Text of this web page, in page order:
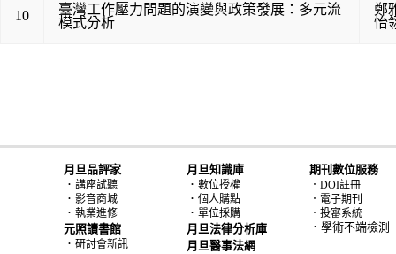
10
臺灣工作壓力問題的演變與政策發展：多元流
模式分析
鄭
怡
月旦品評家
． 講座試聽
． 影音商城
． 執業進修
元照讀書館
． 研討會新訊
月旦知識庫
． 數位授權
． 個人購點
． 單位採購
月旦法律分析庫
月旦醫事法網
期刊數位服務
．DOI註冊
．電子期刊
．投審系統
．學術不端檢測